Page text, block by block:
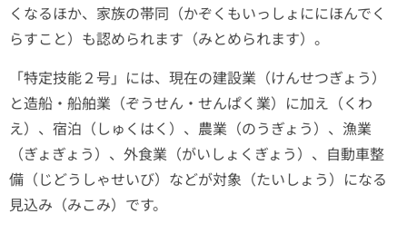
くなるほか、家族の帯同（かぞくもいっしょににほんでく
らすこと）も認められます（みとめられます）。
「特定技能２号」には、現在の建設業（けんせつぎょう）
と造船・船舶業（ぞうせん・せんぱく業）に加え（くわ
え）、宿泊（しゅくはく）、農業（のうぎょう）、漁業
（ぎょぎょう）、外食業（がいしょくぎょう）、自動車整
備（じどうしゃせいび）などが対象（たいしょう）になる
見込み（みこみ）です。